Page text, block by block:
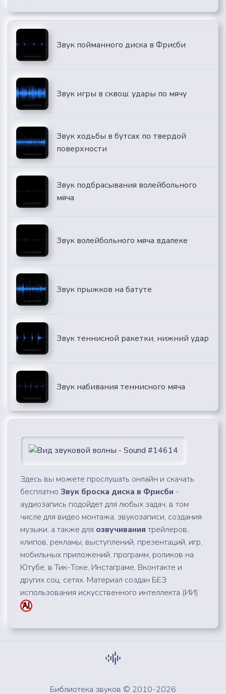
Звук пойманного диска в Фрисби
Звук игры в сквош: удары по мячу
Звук ходьбы в бутсах по твердой
поверхности
Звук подбрасывания волейбольного
мяча
Звук волейбольного мяча вдалеке
Звук прыжков на батуте
Звук теннисной ракетки, нижний удар
Звук набивания теннисного мяча
Здесь вы можете прослушать онлайн и скачать
бесплатно Звук броска диска в Фрисби -
аудиозапись подойдет для любых задач, в том
числе для видео монтажа, звукозаписи, создания
музыки, а также для озвучивания трейлеров,
клипов, рекламы, выступлений, презентаций, игр,
мобильных приложений, программ, роликов на
Ютубе, в Тик-Токе, Инстаграме, Вконтакте и
других соц. сетях. Материал создан БЕЗ
использования искусственного интеллекта (ИИ)
Библиотека звуков © 2010-2026